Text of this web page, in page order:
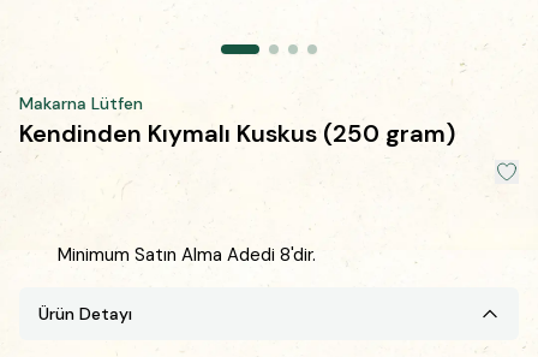
Makarna Lütfen
Kendinden Kıymalı Kuskus (250 gram)
Minimum Satın Alma Adedi 8'dir.
Ürün Detayı